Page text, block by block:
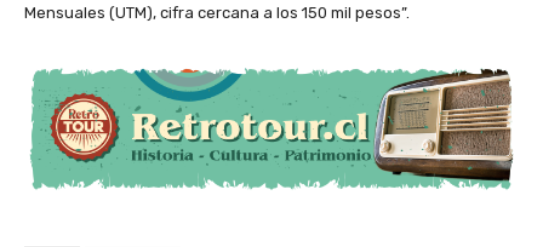
Mensuales (UTM), cifra cercana a los 150 mil pesos”.